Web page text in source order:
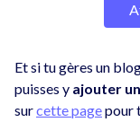
Et si tu gères un
puisses y ajouter
surcette pagepour